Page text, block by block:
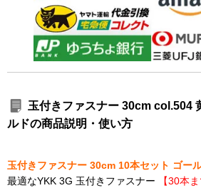
玉付きファスナー 30cm col.504
ルドの商品説明・使い方
玉付きファスナー 30cm 10本セット ゴー
最適なYKK 3G 玉付きファスナー
【30本